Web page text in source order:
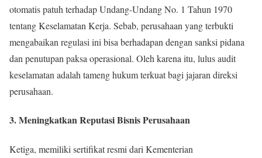
otomatis patuh terhadap Undang-Undang No. 1 Tahun 1970
tentang Keselamatan Kerja. Sebab, perusahaan yang terbukti
mengabaikan regulasi ini bisa berhadapan dengan sanksi pidana
dan penutupan paksa operasional. Oleh karena itu, lulus audit
keselamatan adalah tameng hukum terkuat bagi jajaran direksi
perusahaan.
3. Meningkatkan Reputasi Bisnis Perusahaan
Ketiga, memiliki sertifikat resmi dari Kementerian